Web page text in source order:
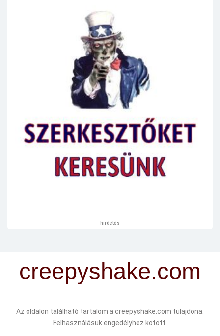
hirdetés
creepyshake.com
Az oldalon található tartalom a creepyshake.com tulajdona.
Felhasználásuk engedélyhez kötött.